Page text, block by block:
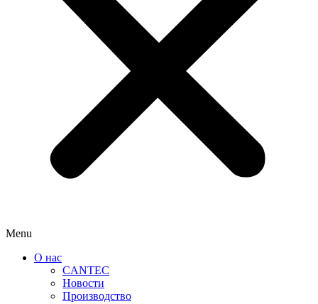
Menu
О нас
CANTEC
Новости
Производство